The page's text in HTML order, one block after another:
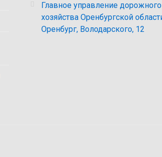
Главное управление дорожного
хозяйства Оренбургской
Оренбург, Володарского, 12